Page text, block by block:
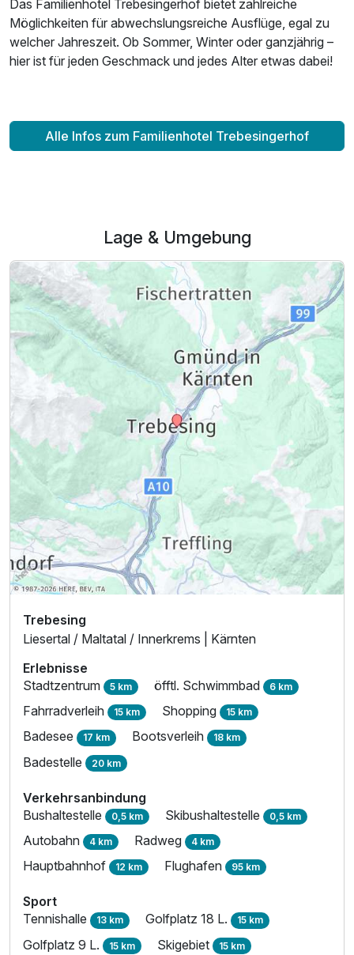
Das Familienhotel Trebesingerhof bietet zahlreiche
Möglichkeiten für abwechslungsreiche Ausflüge, egal zu
welcher Jahreszeit. Ob Sommer, Winter oder ganzjährig –
hier ist für jeden Geschmack und jedes Alter etwas dabei!
Alle Infos zum Familienhotel Trebesingerhof
Lage & Umgebung
Trebesing
Liesertal / Maltatal / Innerkrems | Kärnten
Erlebnisse
Stadtzentrum 5 km öfftl. Schwimmbad 6 km
Fahrradverleih 15 km Shopping 15 km
Badesee 17 km Bootsverleih 18 km
Badestelle 20 km
Verkehrsanbindung
Bushaltestelle 0,5 km Skibushaltestelle 0,5 km
Autobahn 4 km Radweg 4 km
Hauptbahnhof 12 km Flughafen 95 km
Sport
Tennishalle 13 km Golfplatz 18 L. 15 km
Golfplatz 9 L. 15 km Skigebiet 15 km